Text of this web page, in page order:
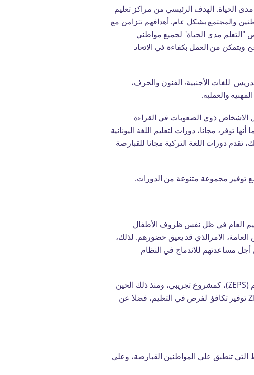
الحياة. الهدف الرئيسي من مراكز تعليم
والمجتمع بشكل عام. أهدافهم تتزامن مع
"التعلم مدى الحياة" لجميع مواطني
من العمل بكفاءة في الاتحاد
اللغات الأجنبية، الفنون والحرف،
والعملية.
الاشخاص ذوي الصعوبات في القراءة
توفر، مجانا، دورات لتعليم اللغة اليونانية
تقدم دورات اللغة التركية مجانا للقبارصة
توفير مجموعة متنوعة من الدورات.
العام في ظل نفس ظروف الأطفال
الامرالذي قد يعيق حضورهم. لذلك،
أجل مساعدتهم للاندماج في النظام
وعلاوة على ذلك، في 2003-2004، وضعت وزارة التربية والتعليم والثقافة مناطق لأولوية التعليم (ZEPS)، كمشروع تجريبي، ومنذ ذلك الحين
تم توسيع المشروع والآن اصبح يضم 42 مؤسسة تعليمية. وكان الهدف الرئيسي وراء إدخال ZEPS توفير تكافؤ الفرص في التعليم، فضلا عن
تنطبق على المواطنين القبارصة، وعلى